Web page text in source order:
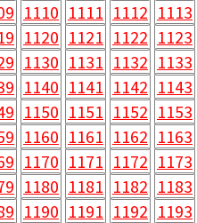
1110 1111 1112 1113
1120 1121 1122 1123
1130 1131 1132 1133
1140 1141 1142 1143
1150 1151 1152 1153
1160 1161 1162 1163
1170 1171 1172 1173
1180 1181 1182 1183
1190 1191 1192 1193